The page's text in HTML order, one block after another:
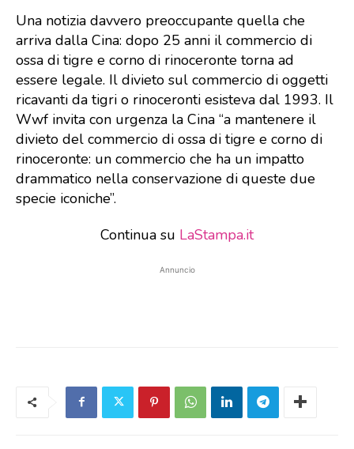
Una notizia davvero preoccupante quella che
arriva dalla Cina: dopo 25 anni il commercio di
ossa di tigre e corno di rinoceronte torna ad
essere legale. Il divieto sul commercio di oggetti
ricavanti da tigri o rinoceronti esisteva dal 1993. Il
Wwf invita con urgenza la Cina “a mantenere il
divieto del commercio di ossa di tigre e corno di
rinoceronte: un commercio che ha un impatto
drammatico nella conservazione di queste due
specie iconiche”.
Continua su LaStampa.it
Annuncio